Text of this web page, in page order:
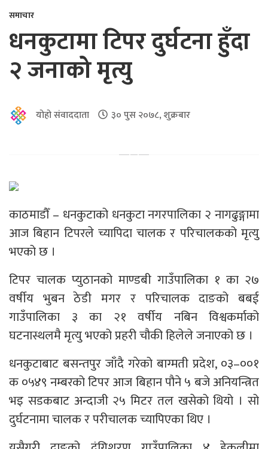
समाचार
धनकुटामा टिपर दुर्घटना हुँदा
२ जनाको मृत्यु
योहो संवाददाता ३० पुस २०७८, शुक्रबार
काठमाडौँ – धनकुटाको धनकुटा नगरपालिका २ नागढुङ्गामा
आज बिहान टिपरले च्यापिदा चालक र परिचालकको मृत्यु
भएको छ ।
टिपर चालक प्युठानको माण्डबी गाउँपालिका १ का २७
वर्षीय भुबन ठेडी मगर र परिचालक दाङको बबई
गाउँपालिका ३ का २१ वर्षीय नबिन विश्वकर्माको
घटनास्थलमै मृत्यु भएको प्रहरी चौकी हिलेले जनाएको छ ।
धनकुटाबाट बसन्तपुर जाँदै गरेको बाग्मती प्रदेश, ०३–००१
क ०५४९ नम्बरको टिपर आज बिहान पौने ५ बजे अनियन्त्रित
भइ सडकबाट अन्दाजी २५ मिटर तल खसेको थियो । सो
दुर्घटनामा चालक र परीचालक च्यापिएका थिए ।